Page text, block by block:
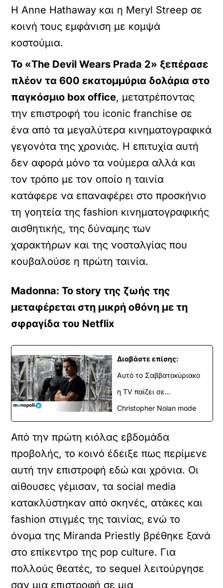
Η Anne Hathaway και η Meryl Streep σε
κοινή τους εμφάνιση με κομψά
κοστούμια.
Το «The Devil Wears Prada 2» ξεπέρασε
πλέον τα 600 εκατομμύρια δολάρια στο
παγκόσμιο box office, μετατρέποντας
την επιστροφή του iconic franchise σε
ένα από τα μεγαλύτερα κινηματογραφικά
γεγονότα της χρονιάς. Η επιτυχία αυτή
δεν αφορά μόνο τα νούμερα αλλά και
τον τρόπο με τον οποίο η ταινία
κατάφερε να επαναφέρει στο προσκήνιο
τη γοητεία της fashion κινηματογραφικής
αισθητικής, της δύναμης των
χαρακτήρων και της νοσταλγίας που
κουβαλούσε η πρώτη ταινία.
Madonna: Το story της ζωής της
μεταφέρεται στη μικρή οθόνη με τη
σφραγίδα του Netflix
Διαβάστε επίσης:
Αυτό το Σαββατοκύριακο
η TV παίζει σε...
Christopher Nolan mode
Από την πρώτη κιόλας εβδομάδα
προβολής, το κοινό έδειξε πως περίμενε
αυτή την επιστροφή εδώ και χρόνια. Οι
αίθουσες γέμισαν, τα social media
κατακλύστηκαν από σκηνές, ατάκες και
fashion στιγμές της ταινίας, ενώ το
όνομα της Miranda Priestly βρέθηκε ξανά
στο επίκεντρο της pop culture. Για
πολλούς θεατές, το sequel λειτούργησε
σαν μια επιστροφή σε μια